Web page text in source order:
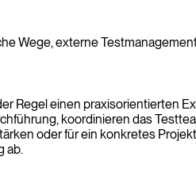
Wege, externe
Regel einen praxisorientierten
koordinieren das
oder für ein konkretes
ab.